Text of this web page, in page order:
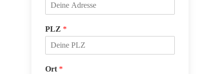
PLZ *
Ort *